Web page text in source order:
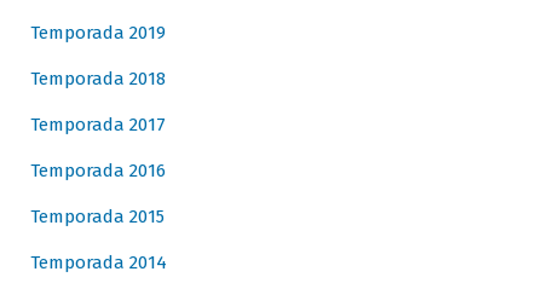
Temporada 2019
Temporada 2018
Temporada 2017
Temporada 2016
Temporada 2015
Temporada 2014